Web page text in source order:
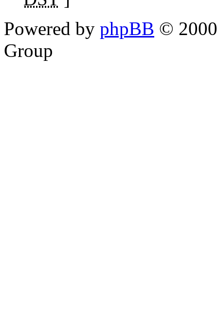
Powered by phpBB ©
Group